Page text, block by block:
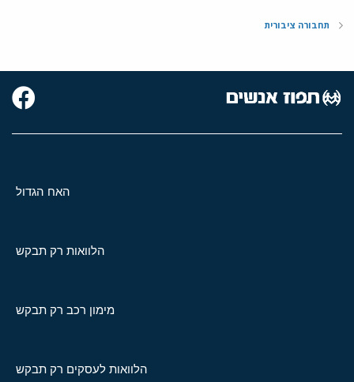
תחבורה ציבורית
האח הגדול
הלוואות רק תבקש
מימון רכב רק תבקש
הלוואות לעסקים רק תבקש